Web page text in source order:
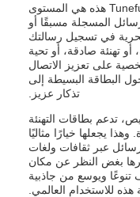
إحدى الميزات البارزة لبطاقات التهنئة Tuneful هذه هي المستوى
المسجلة مسبقًا أو
في تسجيل رسالتك
أو تهنئة صادقة، أو تحية
على تعزيز الاتصال
البطاقة البسيطة إلى
تذكار عزيز.
تدعم بطاقات التهنئة
يجعلها خيارًا مثاليًا
عبر ثقافات ولغات
بغض النظر عن مكان
تنوعًا ويوسع من جاذبية
هذه للاستخدام العالمي.